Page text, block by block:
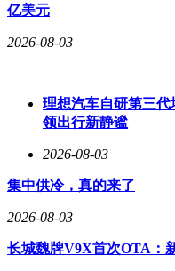
Life（155kW/52kWh）起
池组合方案。这款车的推
亿美元
2026-08-03
理想汽车自研第三代
领出行新静谧
2026-08-03
集中供冷，真的来了
2026-08-03
长城魏牌V9X首次OTA：